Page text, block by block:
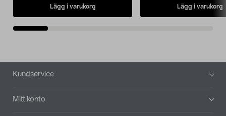
Lägg i varukorg Lägg i varukorg
Sidfot
Kundservice
Mitt konto